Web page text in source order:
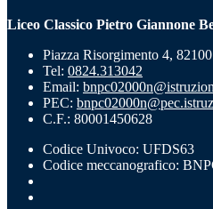
Liceo Classico Pietro Giannone
Piazza Risorgimento 4,
Tel: 0824.313042
Email:
PEC:
C.F.: 80001450628
Codice Univoco: UFDS63
Codice meccanografico: